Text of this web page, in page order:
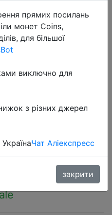
Tiger Eye Lapis
Bead Bracelets
Braided
Gift
прямих посилань
монет Coins,
для більшої
виключно для
з різних джерел
Чат Аліекспресс
закрити